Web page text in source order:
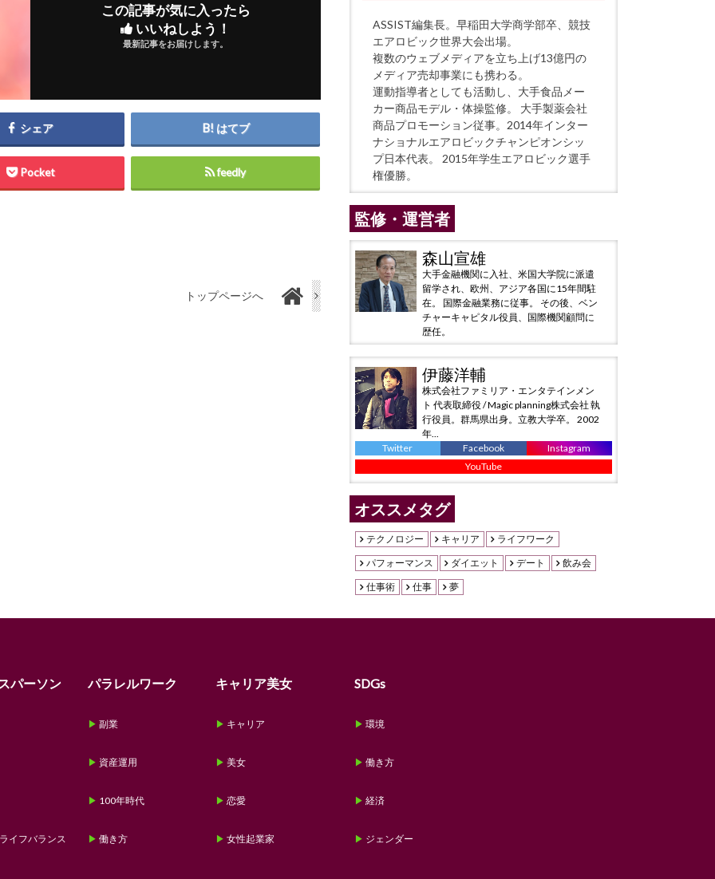
この記事が気に入ったら
いいねしよう！
最新記事をお届けします。
シェア はてブ
Pocket feedly
トップページへ
ASSIST編集長。早稲田大学商学部卒、競技
エアロビック世界大会出場。
複数のウェブメディアを立ち上げ13億円の
メディア売却事業にも携わる。
運動指導者としても活動し、大手食品メー
カー商品モデル・体操監修。 大手製薬会社
商品プロモーション従事。2014年インター
ナショナルエアロビックチャンピオンシッ
プ日本代表。 2015年学生エアロビック選手
権優勝。
監修・運営者
森山宣雄
大手金融機関に入社、米国大学院に派遣
留学され、欧州、アジア各国に15年間駐
在。 国際金融業務に従事。 その後、ベン
チャーキャピタル役員、国際機関顧問に
歴任。
伊藤洋輔
株式会社ファミリア・エンタテインメン
ト 代表取締役 / Magic planning株式会社 執
行役員。群馬県出身。立教大学卒。 2002
年...
Twitter
Facebook
Instagram
YouTube
オススメタグ
テクノロジー キャリア ライフワーク
パフォーマンス ダイエット デート 飲み会
仕事術 仕事 夢
パーソン
イフバランス
パラレルワーク
副業
資産運用
100年時代
働き方
キャリア美女
キャリア
美女
恋愛
女性起業家
SDGs
環境
働き方
経済
ジェンダー